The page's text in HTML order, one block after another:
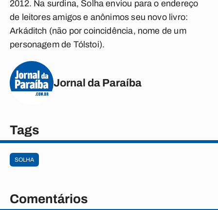
2012. Na surdina, Solha enviou para o endereço
de leitores amigos e anônimos seu novo livro:
Arkáditch (não por coincidência, nome de um
personagem de Tólstoi).
Jornal da Paraíba
Tags
SOLHA
Comentários